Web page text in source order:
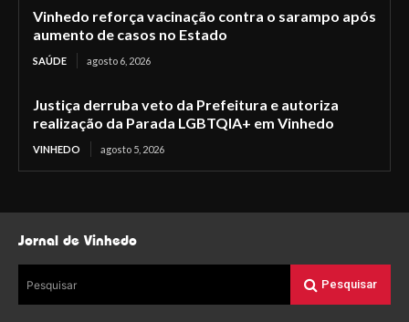
Vinhedo reforça vacinação contra o sarampo após
aumento de casos no Estado
SAÚDE agosto 6, 2026
Justiça derruba veto da Prefeitura e autoriza
realização da Parada LGBTQIA+ em Vinhedo
VINHEDO agosto 5, 2026
Jornal de Vinhedo
Pesquisar Pesquisar